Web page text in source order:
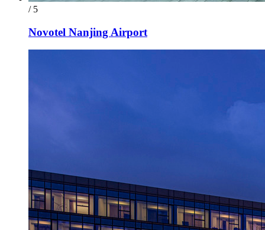
/ 5
Novotel Nanjing Airport